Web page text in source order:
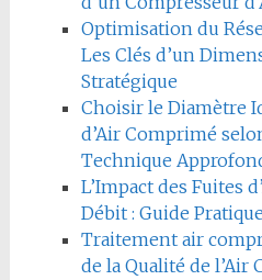
Optimisation du
Les Clés d’un
Stratégique
Choisir le Diamètre
d’Air Comprimé
Technique
L’Impact des Fuites
Débit : Guide Pratique
Traitement air
de la Qualité de l’Air